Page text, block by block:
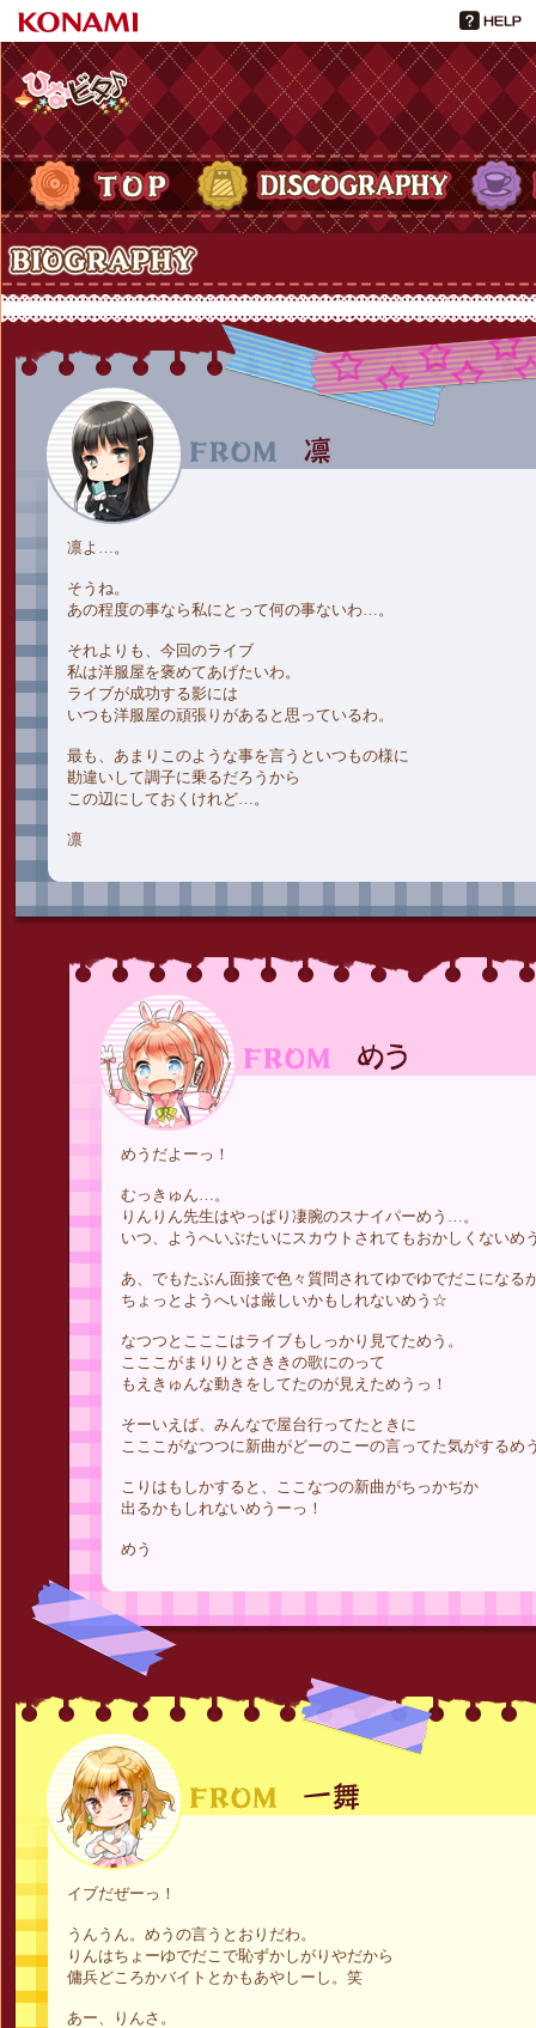
ひなビタ♪
TOP DISCOGRAPHY
Biography
凛よ…。
そうね。
あの程度の事なら私にとって何の事ないわ…。
それよりも、今回のライブ
私は洋服屋を褒めてあげたいわ。
ライブが成功する影には
いつも洋服屋の頑張りがあると思っているわ。
最も、あまりこのような事を言うといつもの様に
勘違いして調子に乗るだろうから
この辺にしておくけれど…。
凛
めうだよーっ！
むっきゅん…。
りんりん先生はやっぱり凄腕のスナイパーめう…。
いつ、ようへいぶたいにスカウトされてもおかしくないめ
あ、でもたぶん面接で色々質問されてゆでゆでだこになる
ちょっとようへいは厳しいかもしれないめう☆
なつつとこここはライブもしっかり見てためう。
こここがまりりとさききの歌にのって
もえきゅんな動きをしてたのが見えためうっ！
そーいえば、みんなで屋台行ってたときに
こここがなつつに新曲がどーのこーの言ってた気がするめ
こりはもしかすると、ここなつの新曲がちっかぢか
出るかもしれないめうーっ！
めう
イブだぜーっ！
うんうん。めうの言うとおりだわ。
りんはちょーゆでだこで恥ずかしがりやだから
傭兵どころかバイトとかもあやしーし。笑
あー、りんさ。